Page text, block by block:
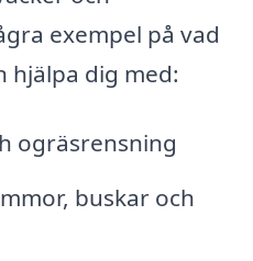
exempel på vad
hjälpa dig med:
ogräsrensning
buskar och